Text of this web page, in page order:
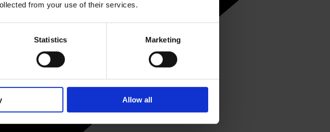
from your use of their services.
Statistics Marketing
Allow all